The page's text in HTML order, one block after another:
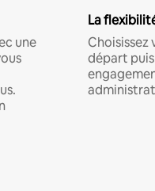
une
La
Choisissez
départ